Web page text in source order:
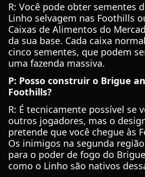
R: Você pode obter sementes
Linho selvagem nas Foothills
Caixas de Alimentos do
da sua base. Cada caixa
cinco sementes, que podem
uma fazenda massiva.
P: Posso construir o Brigue
Foothills?
R: É tecnicamente possível se
outros jogadores, mas o
pretende que você chegue às
Os inimigos na segunda
para o poder de fogo do
como o Linho são nativos